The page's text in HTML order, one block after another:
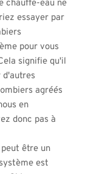
chauffe-eau ne
essayer par
pour vous
signifie qu'il
d'autres
agréés
en
donc pas à
être un
est